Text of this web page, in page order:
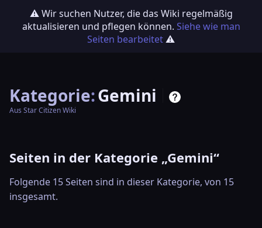
⚠️ Wir suchen Nutzer, die das Wiki regelmäßig
aktualisieren und pflegen können. Siehe wie man
Seiten bearbeitet⚠️
Kategorie:Gemini
Aus Star Citizen Wiki
Seiten in der Kategorie „Gemini“
Folgende 15 Seiten sind in dieser Kategorie, von 15
insgesamt.